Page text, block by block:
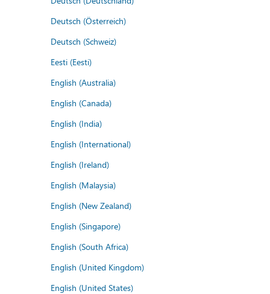
Deutsch (Österreich)
Deutsch (Schweiz)
Eesti (Eesti)
English (Australia)
English (Canada)
English (India)
English (International)
English (Ireland)
English (Malaysia)
English (New Zealand)
English (Singapore)
English (South Africa)
English (United Kingdom)
English (United States)